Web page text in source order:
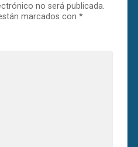
no será publicada.
marcados con *